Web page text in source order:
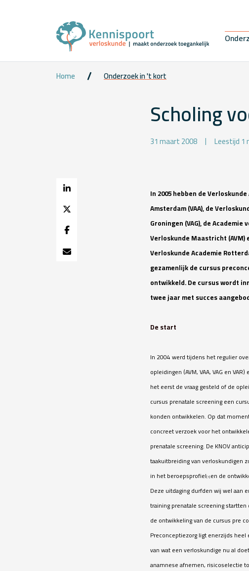
Home Onderzoek in 't kort
Scholing
31 maart 2008 Leestijd 1
In 2005 hebben de
Amsterdam (VAA), de
Groningen (VAG), de Academie
Verloskunde Maastricht (AVM)
Verloskunde Academie
gezamenlijk de cursus
ontwikkeld. De cursus wordt
twee jaar met succes
De start
In 2004 werd tijdens het regulier
opleidingen (AVM, VAA, VAG en
het eerst de vraag gesteld of de
cursus prenatale screening een
konden ontwikkelen. Op dat
concreet verzoek voor het
prenatale screening. De KNOV
taakuitbreiding van verloskundigen
in het beroepsprofiel[1]en de
Deze uitdaging durfden wij wel aan
training prenatale screening
de ontwikkeling van de cursus pre
Preconceptiezorg ligt enerzijds heel
van wat een verloskundige nu al
anamnese afnemen, risicoselectie